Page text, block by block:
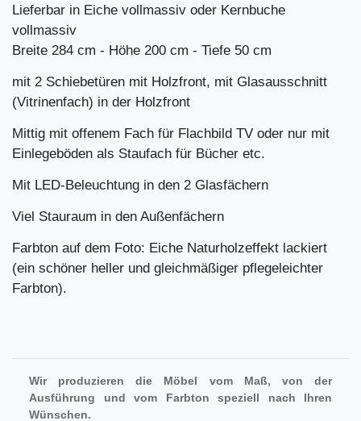
Lieferbar in Eiche vollmassiv oder Kernbuche
vollmassiv
Breite 284 cm - Höhe 200 cm - Tiefe 50 cm
mit 2 Schiebetüren mit Holzfront, mit Glasausschnitt
(Vitrinenfach) in der Holzfront
Mittig mit offenem Fach für Flachbild TV oder nur mit
Einlegeböden als Staufach für Bücher etc.
Mit LED-Beleuchtung in den 2 Glasfächern
Viel Stauraum in den Außenfächern
Farbton auf dem Foto: Eiche Naturholzeffekt lackiert
(ein schöner heller und gleichmäßiger pflegeleichter
Farbton).
Wir produzieren die Möbel vom Maß, von der
Ausführung und vom Farbton speziell nach Ihren
Wünschen.